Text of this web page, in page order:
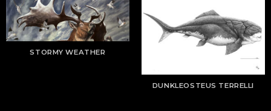
STORMY WEATHER
DUNKLEOSTEUS TERRELLI